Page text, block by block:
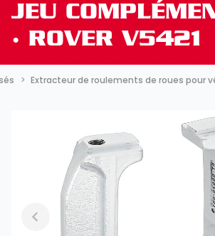
JEU
∙ ROVER V5421
Extracteur de roulements de roues pour